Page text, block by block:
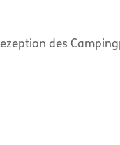
des